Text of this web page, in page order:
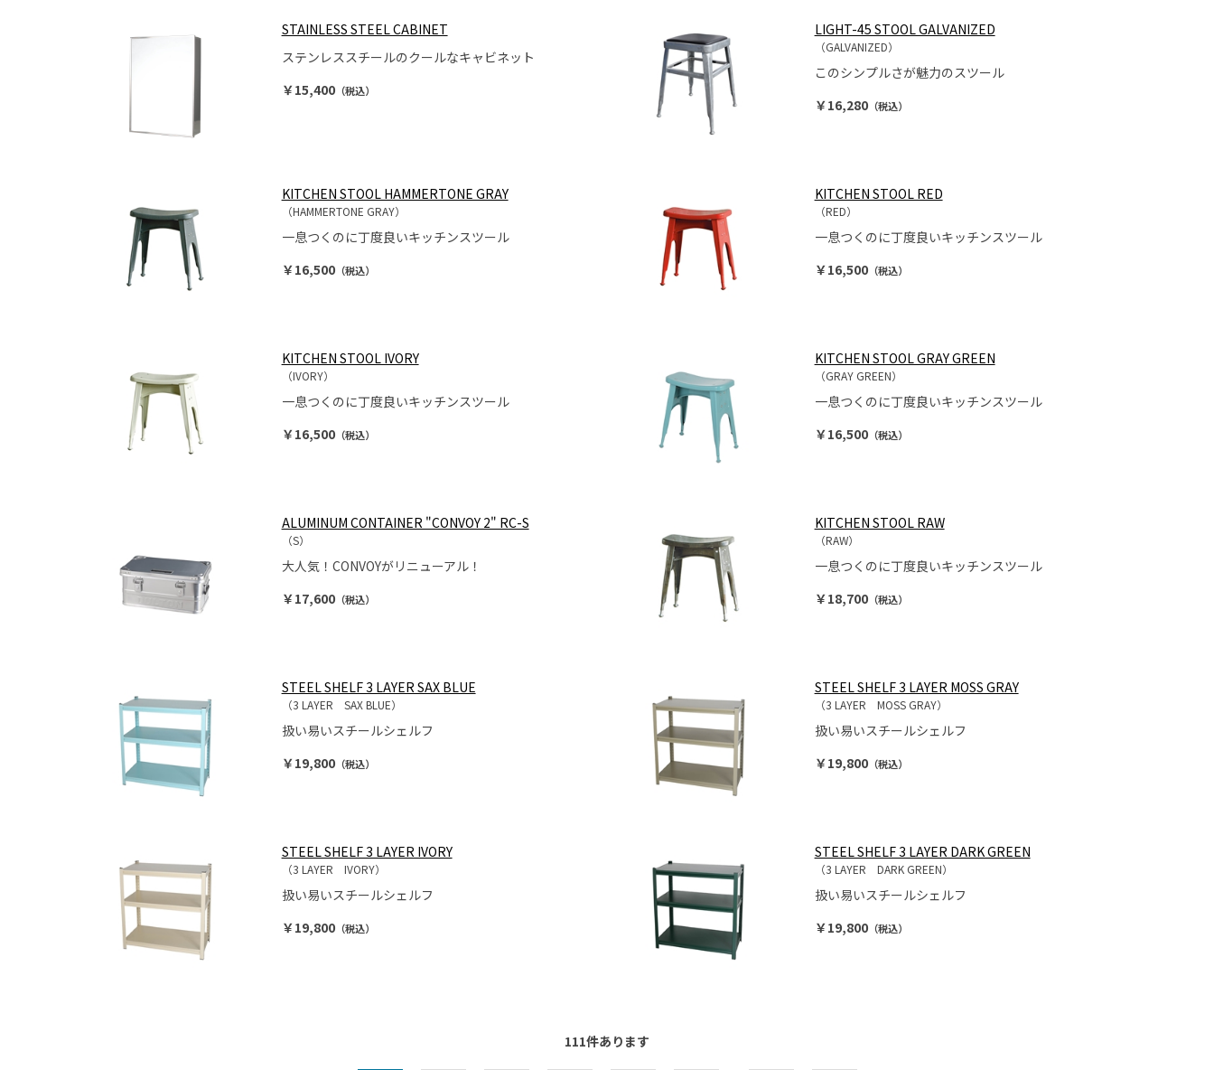
STAINLESS STEEL CABINET
ステンレススチールのクールなキャビネット
￥15,400（税込）
LIGHT-45 STOOL GALVANIZED
（GALVANIZED）
このシンプルさが魅力のスツール
￥16,280（税込）
KITCHEN STOOL HAMMERTONE GRAY
（HAMMERTONE GRAY）
一息つくのに丁度良いキッチンスツール
￥16,500（税込）
KITCHEN STOOL RED
（RED）
一息つくのに丁度良いキッチンスツール
￥16,500（税込）
KITCHEN STOOL IVORY
（IVORY）
一息つくのに丁度良いキッチンスツール
￥16,500（税込）
KITCHEN STOOL GRAY GREEN
（GRAY GREEN）
一息つくのに丁度良いキッチンスツール
￥16,500（税込）
ALUMINUM CONTAINER "CONVOY 2" RC-S
（S）
大人気！CONVOYがリニューアル！
￥17,600（税込）
KITCHEN STOOL RAW
（RAW）
一息つくのに丁度良いキッチンスツール
￥18,700（税込）
STEEL SHELF 3 LAYER SAX BLUE
（3 LAYER SAX BLUE）
扱い易いスチールシェルフ
￥19,800（税込）
STEEL SHELF 3 LAYER MOSS GRAY
（3 LAYER MOSS GRAY）
扱い易いスチールシェルフ
￥19,800（税込）
STEEL SHELF 3 LAYER IVORY
（3 LAYER IVORY）
扱い易いスチールシェルフ
￥19,800（税込）
STEEL SHELF 3 LAYER DARK GREEN
（3 LAYER DARK GREEN）
扱い易いスチールシェルフ
￥19,800（税込）
111件あります